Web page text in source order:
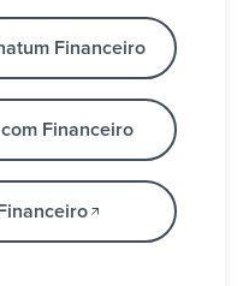
Financeiro
Financeiro